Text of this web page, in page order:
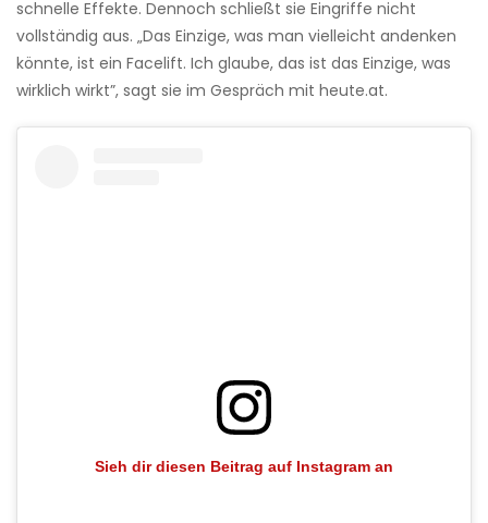
schnelle Effekte. Dennoch schließt sie Eingriffe nicht
vollständig aus. „Das Einzige, was man vielleicht andenken
könnte, ist ein Facelift. Ich glaube, das ist das Einzige, was
wirklich wirkt”, sagt sie im Gespräch mit heute.at.
Sieh dir diesen Beitrag auf Instagram an